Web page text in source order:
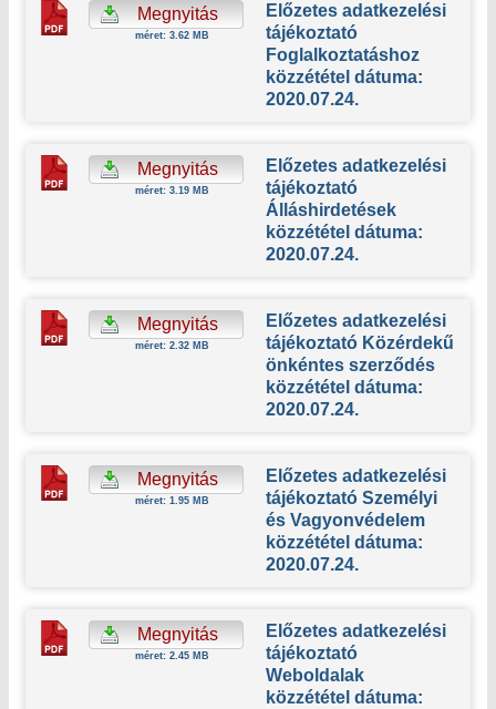
Megnyitás
méret: 3.62 MB
Előzetes adatkezelési
tájékoztató
Foglalkoztatáshoz
közzététel dátuma:
2020.07.24.
Megnyitás
méret: 3.19 MB
Előzetes adatkezelési
tájékoztató
Álláshirdetések
közzététel dátuma:
2020.07.24.
Megnyitás
méret: 2.32 MB
Előzetes adatkezelési
tájékoztató Közérdekű
önkéntes szerződés
közzététel dátuma:
2020.07.24.
Megnyitás
méret: 1.95 MB
Előzetes adatkezelési
tájékoztató Személyi
és Vagyonvédelem
közzététel dátuma:
2020.07.24.
Megnyitás
méret: 2.45 MB
Előzetes adatkezelési
tájékoztató
Weboldalak
közzététel dátuma: